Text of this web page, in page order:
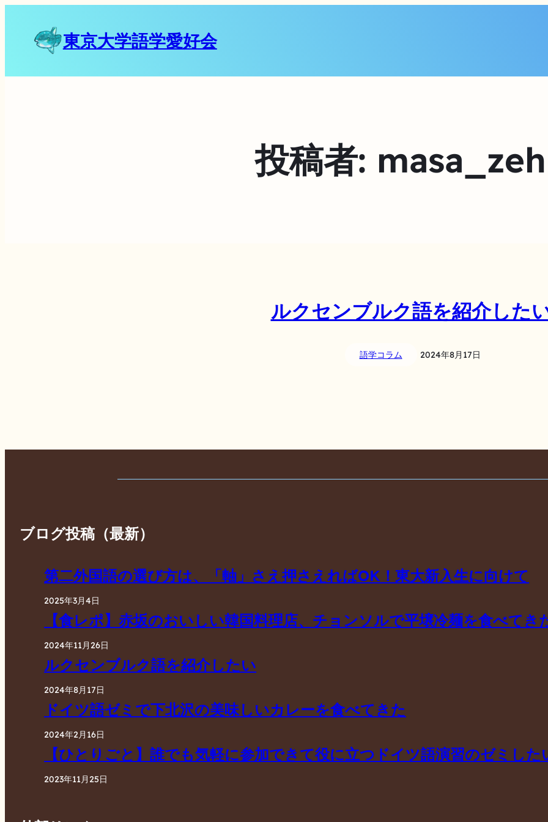
東京大学語学愛好会
投稿者:
ルクセンブルク語を紹介した
語学コラム 2024年8月17日
ブログ投稿（最新）
第二外国語の選び方は、「軸」さえ押さえればOK！東大新入生に向けて
2025年3月4日
【食レポ】赤坂のおいしい韓国料理店、チョンソルで平壌冷麺を食べてき
2024年11月26日
ルクセンブルク語を紹介したい
2024年8月17日
ドイツ語ゼミで下北沢の美味しいカレーを食べてきた
2024年2月16日
【ひとりごと】誰でも気軽に参加できて役に立つドイツ語演習のゼミし
2023年11月25日